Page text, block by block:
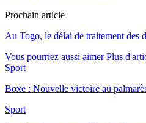
Prochain article
Au Togo, le délai de traitement des
Vous pourriez aussi aimer Plus
Sport
Boxe : Nouvelle victoire au
Sport